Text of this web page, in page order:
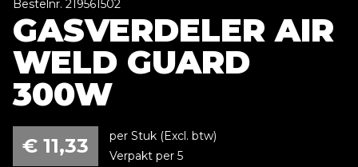
Bestelnr. 219561502
GASVERDELER AIR
WELD GUARD
300W
€ 11,33
per Stuk (Excl. btw)
Verpakt per 5